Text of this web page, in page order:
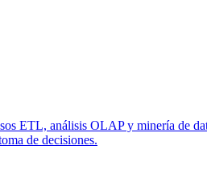
ETL, análisis OLAP y minería de
de decisiones.